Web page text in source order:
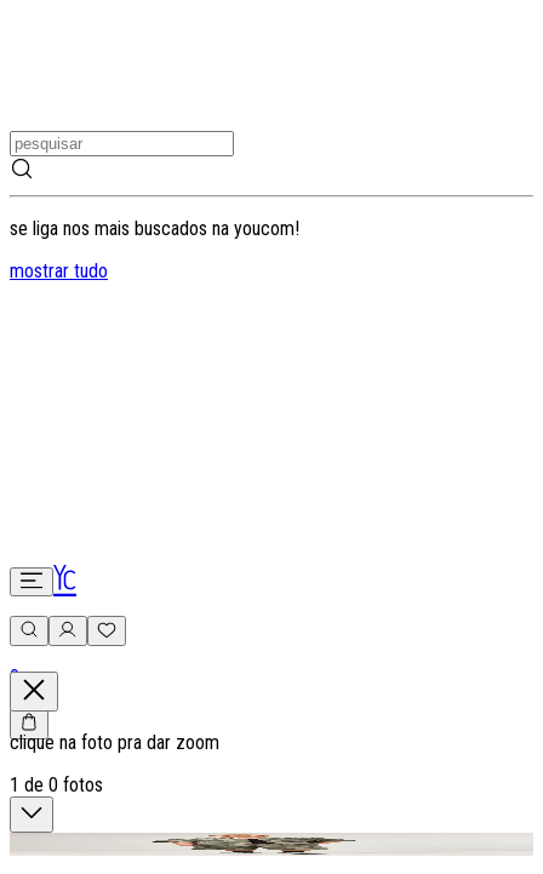
se liga nos mais buscados na youcom!
mostrar tudo
0
clique na foto pra dar zoom
1 de 0 fotos